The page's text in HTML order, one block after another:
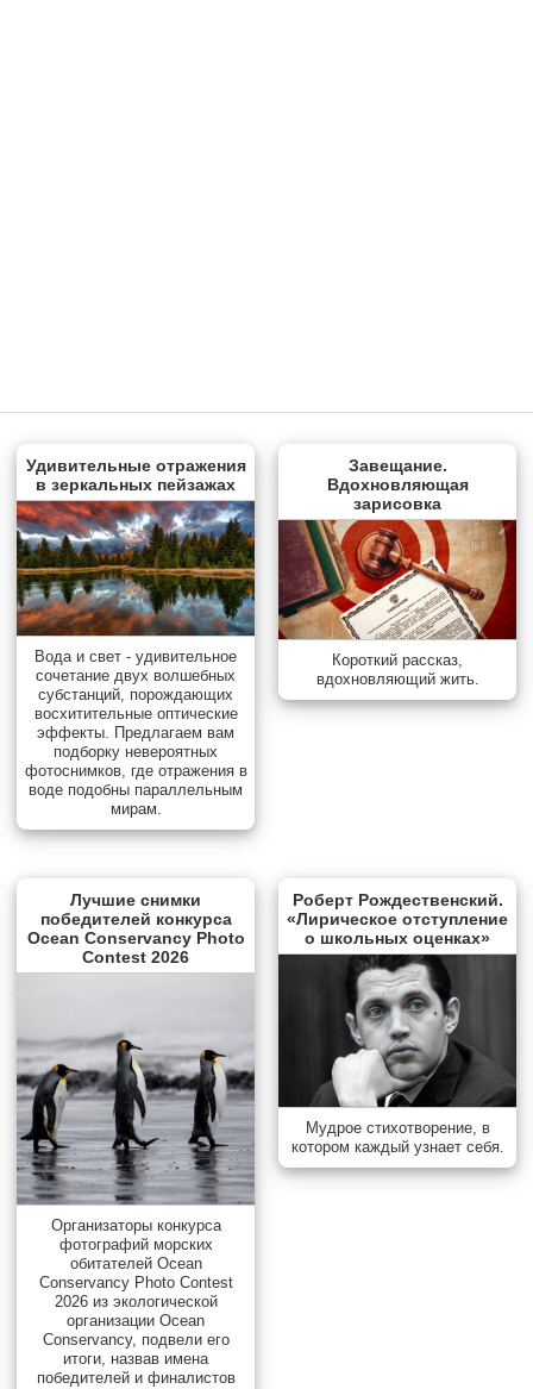
Удивительные отражения
в зеркальных пейзажах
Вода и свет - удивительное
сочетание двух волшебных
субстанций, порождающих
восхитительные оптические
эффекты. Предлагаем вам
подборку невероятных
фотоснимков, где отражения в
воде подобны параллельным
мирам.
Завещание.
Вдохновляющая
зарисовка
Короткий рассказ,
вдохновляющий жить.
Лучшие снимки
победителей конкурса
Ocean Conservancy Photo
Contest 2026
Организаторы конкурса
фотографий морских
обитателей Ocean
Conservancy Photo Contest
2026 из экологической
организации Ocean
Conservancy, подвели его
итоги, назвав имена
победителей и финалистов
Роберт Рождественский.
«Лирическое отступление
о школьных оценках»
Мудрое стихотворение, в
котором каждый узнает себя.